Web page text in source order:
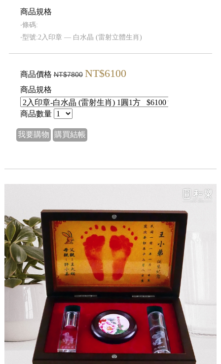
商品規格
‧條碼:
‧型號:2入印章 — 白水晶 (雷射立體生肖)
商品價格NT$7800 NT$6100
商品規格
商品數量
我要購物 購買結帳